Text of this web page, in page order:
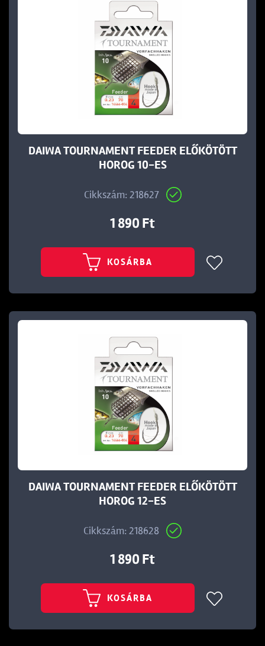
DAIWA TOURNAMENT FEEDER ELŐKÖTÖTT
HOROG 10-ES
Cikkszám: 218627
1 890 Ft
KOSÁRBA
DAIWA TOURNAMENT FEEDER ELŐKÖTÖTT
HOROG 12-ES
Cikkszám: 218628
1 890 Ft
KOSÁRBA